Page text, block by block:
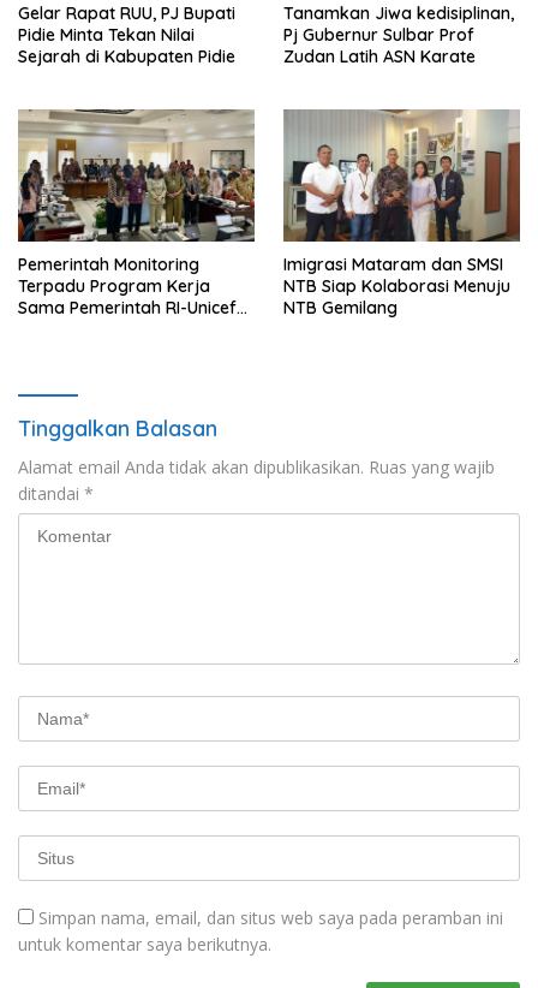
Gelar Rapat RUU, PJ Bupati
Pidie Minta Tekan Nilai
Sejarah di Kabupaten Pidie
Tanamkan Jiwa kedisiplinan,
Pj Gubernur Sulbar Prof
Zudan Latih ASN Karate
Pemerintah Monitoring
Terpadu Program Kerja
Sama Pemerintah RI-Unicef
Imigrasi Mataram dan SMSI
NTB Siap Kolaborasi Menuju
NTB Gemilang
Tinggalkan Balasan
Alamat email Anda tidak akan dipublikasikan. Ruas yang wajib
ditandai *
Simpan nama, email, dan situs web saya pada peramban ini
untuk komentar saya berikutnya.